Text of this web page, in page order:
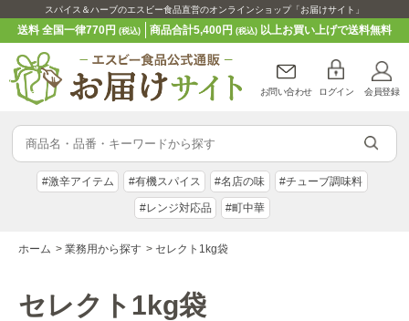
スパイス＆ハーブのエスビー食品直営のオンラインショップ「お届けサイト」
送料 全国一律770円(税込) 商品合計5,400円 (税込)以上お買い上げで送料無料
お問い合わせ ログイン 会員登録
#激辛アイテム #有機スパイス #名店の味 #チューブ調味料
#レンジ対応品 #町中華
ホーム > 業務用から探す > セレクト1kg袋
セレクト1kg袋